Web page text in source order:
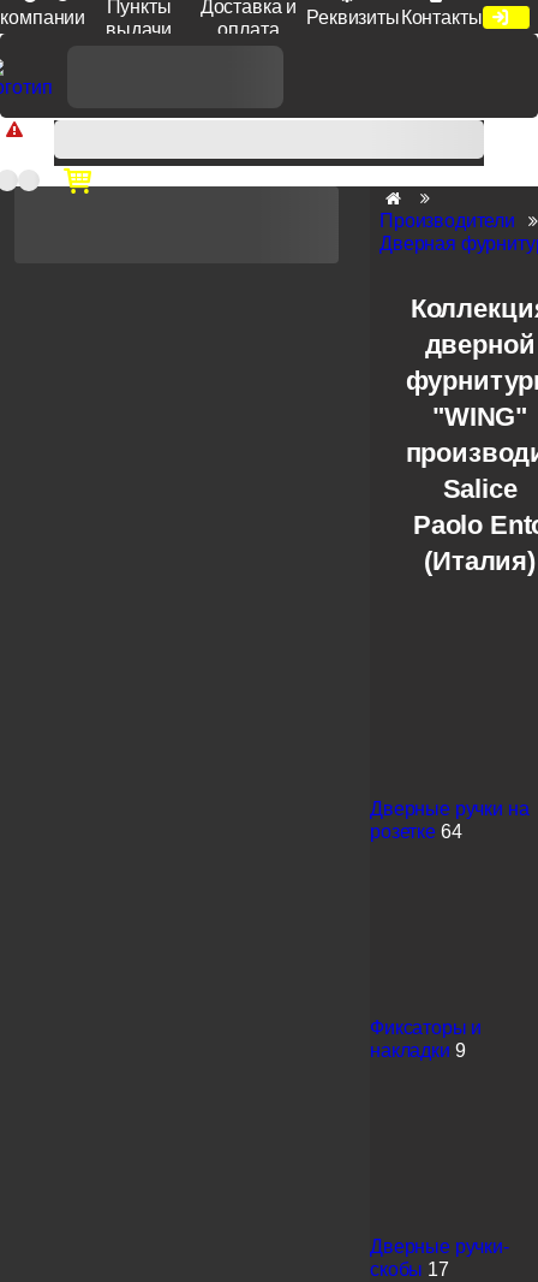
компании
Пункты
выдачи
Доставка и
оплата
Реквизиты Контакты
Доп. скидка от цен на сайте 7% при заказе от 50 тыс. руб
продукции Venezia, Fratelli, Tupai, Extreza, Melodia, Forme при
оплате по счету.
Производители
Дверная
дверной
"WING"
Salice
Paolo
(Италия)
Дверные ручки на
розетке 64
Фиксаторы и
накладки 9
Дверные ручки-
скобы 17